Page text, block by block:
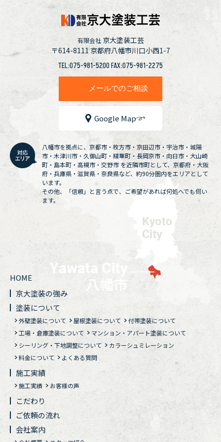
有限会社 京大塗装工芸
〒614-8111京都府八幡市川口小西1-7
TEL:075-981-5200 FAX:075-981-2275
メールでのご相談
Google Map
八幡市を拠点に、京都市・枚方市・京田辺市・宇治市・城陽
市・木津川市・久御山町・精華町・長岡京市・向日市・大山崎
町・島本町・高槻市・交野市 を近隣市町として、京都府・大阪
府・兵庫県・滋賀県・奈良県など、約90分圏内をエリアとして
います。
その他、「信頼」と言う点で、ご希望があれば何処へでも伺い
ます。
HOME
京大塗装の強み
塗装について
外壁塗装について 屋根塗装について
付帯塗装について
工場・倉庫塗装について
マンション・アパート塗装について
シーリング・下地調整について
カラーシュミレーション
料金について
よくある質問
施工実績
施工実績 お客様の声
こだわり
ご依頼の流れ
会社案内